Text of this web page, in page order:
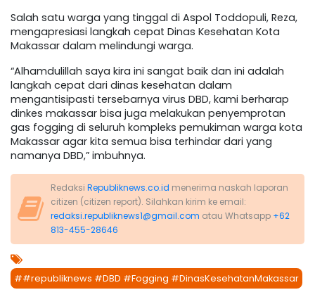
Salah satu warga yang tinggal di Aspol Toddopuli, Reza,
mengapresiasi langkah cepat Dinas Kesehatan Kota
Makassar dalam melindungi warga.
“Alhamdulillah saya kira ini sangat baik dan ini adalah
langkah cepat dari dinas kesehatan dalam
mengantisipasti tersebarnya virus DBD, kami berharap
dinkes makassar bisa juga melakukan penyemprotan
gas fogging di seluruh kompleks pemukiman warga kota
Makassar agar kita semua bisa terhindar dari yang
namanya DBD,” imbuhnya.
Redaksi Republiknews.co.id menerima naskah laporan
citizen (citizen report). Silahkan kirim ke email:
redaksi.republiknews1@gmail.com atau Whatsapp +62
813-455-28646
##republiknews #DBD #Fogging #DinasKesehatanMakassar